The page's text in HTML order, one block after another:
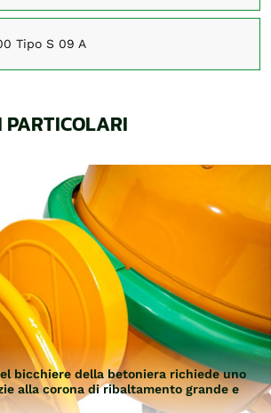
Tipo S 09 A
bicchiere della betoniera richiede uno
alla corona di ribaltamento grande e